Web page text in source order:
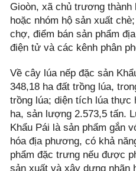
Gioòn, xã chủ trương
hoặc nhóm hộ sản xuất
chợ, điểm bán sản phẩm
điện tử và các kênh phân
Về cây lúa nếp đặc sản
348,18 ha đất trồng lúa,
trồng lúa; diện tích lúa thực
ha, sản lượng 2.573,5 tấn.
Khẩu Pái là sản phẩm gắn
hóa địa phương, có khả
phẩm đặc trưng nếu được
sản xuất và xây dựng nhãn